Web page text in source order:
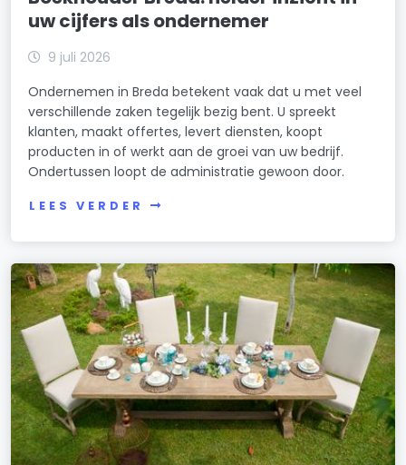
uw cijfers als ondernemer
9 juli 2026
Ondernemen in Breda betekent vaak dat u met veel
verschillende zaken tegelijk bezig bent. U spreekt
klanten, maakt offertes, levert diensten, koopt
producten in of werkt aan de groei van uw bedrijf.
Ondertussen loopt de administratie gewoon door.
LEES VERDER